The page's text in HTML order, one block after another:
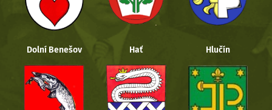
Dolní Benešov Hať Hlučín